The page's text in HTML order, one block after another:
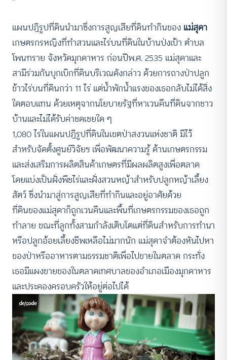
แผนปฏิรูปที่ดินนำมาซึ่งการสูญเสียที่ดินทำกินของ แม่สุดา
เกษตรกรหญิงที่ทำสวนและไร่บนที่ดินในบ้านป่งเป้า ตำบล
โพนทราย จังหวัดมุกดาหาร ก่อนปีพ.ศ. 2535 แม่สุดาและ
สามีร่วมกันบุกเบิกที่ดินบริเวณดังกล่าว ด้วยการถางป่าปลูก
ข้าวไร่บนที่ดินกว่า 11 ไร่ แต่น้ำพักน้ำแรงของเธอกลับไม่ได้สิ่ง
ใดตอบแทน ด้วยเหตุจากนโยบายรัฐที่หาเวนคืนที่ดินจากชาว
บ้านและไม่ได้รับค่าชดเชยใด ๆ
1,080 ไร่ในแผนปฏิรูปที่ดินในเขตป่าสงวนแห่งชาติ มีไว้
สำหรับจัดตั้งศูนย์วิจัยฯ เพื่อพัฒนาความรู้ ด้านเกษตรกรรม
และส่งเสริมการผลิตสินค้าเกษตรที่มีผลผลิตสูงเพื่อตลาด
โดยแบ่งเป็นฝั่งพืชไร่และฝั่งสวนหญ้าสำหรับปลูกหญ้าเลี้ยง
สัตว์ ซึ่งนำมาสู่การสูญเสียที่ทำกินและอยู่อาศัยด้วย
ที่ดินของแม่สุดาก็ถูกเวนคืนและพื้นที่เกษตรกรรมของเธอถูก
ทำลาย ขณะที่ลูกทั้งสามกำลังเติบโตแต่ที่ดินสำหรับการทำนา
หรือปลูกอ้อยเลี้ยงชีพเหลือไม่มากนัก แม่สุดาจำต้องหันไปหา
ของป่าหรืออาหารตามธรรมชาติเพื่อไปขายในตลาด กระทั่ง
เธอมีแผงขายของในตลาดเทศบาลของอำเภอเมืองมุกดาหาร
และประคองครอบครัวให้อยู่ต่อไปได้